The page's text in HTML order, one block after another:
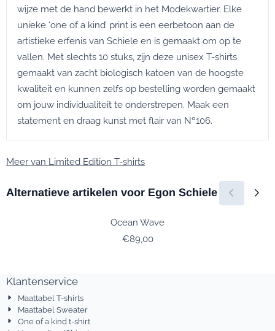
wijze met de hand bewerkt in het Modekwartier. Elke
unieke ‘one of a kind’ print is een eerbetoon aan de
artistieke erfenis van Schiele en is gemaakt om op te
vallen. Met slechts 10 stuks, zijn deze unisex T-shirts
gemaakt van zacht biologisch katoen van de hoogste
kwaliteit en kunnen zelfs op bestelling worden gemaakt
om jouw individualiteit te onderstrepen. Maak een
statement en draag kunst met flair van Nº106.
Meer van Limited Edition T-shirts
Alternatieve artikelen voor Egon Schiele
Ocean Wave
Prijs: 89,00
€89,00
Klantenservice
Maattabel T-shirts
Maattabel Sweater
One of a kind t-shirt